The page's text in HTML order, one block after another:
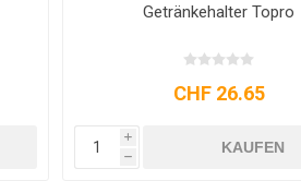
Getränkehalter Topro
CHF 26.65
i
h
KAUFEN